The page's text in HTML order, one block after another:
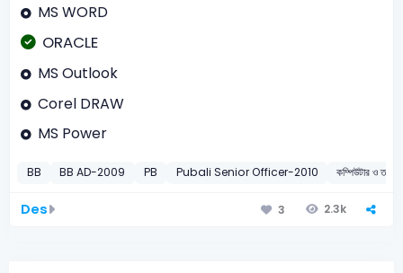
MS WORD
ORACLE
MS Outlook
Corel DRAW
MS Power
BB BB AD-2009 PB Pubali Senior Officer-2010 কম্পিউটার ও
Des 3 2.3k